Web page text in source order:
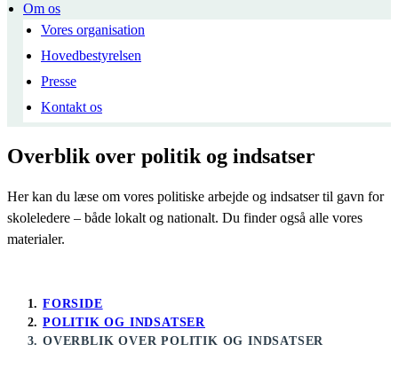
Om os
Vores organisation
Hovedbestyrelsen
Presse
Kontakt os
Overblik over politik og indsatser
Her kan du læse om vores politiske arbejde og indsatser til gavn for
skoleledere – både lokalt og nationalt. Du finder også alle vores
materialer.
FORSIDE
POLITIK OG INDSATSER
OVERBLIK OVER POLITIK OG INDSATSER